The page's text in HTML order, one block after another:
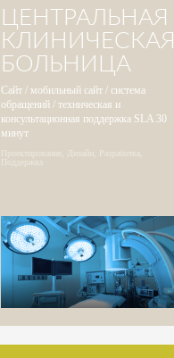
ЦЕНТРАЛЬНАЯ
КЛИНИЧЕСКАЯ
БОЛЬНИЦА
Сайт / мобильный сайт / система
обращений / техническая и
консультационная поддержка SLA 30
минут
Проектирование, Дизайн, Разработка,
Поддержка